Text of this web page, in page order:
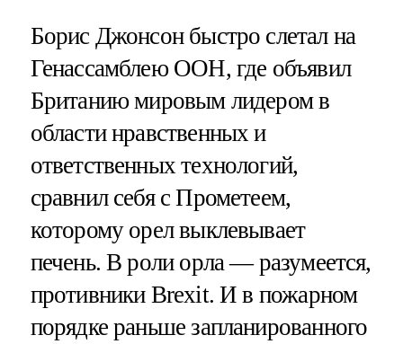
Борис Джонсон быстро слетал на
Генассамблею ООН, где объявил
Британию мировым лидером в
области нравственных и
ответственных технологий,
сравнил себя с Прометеем,
которому орел выклевывает
печень. В роли орла — разумеется,
противники Brexit. И в пожарном
порядке раньше запланированного